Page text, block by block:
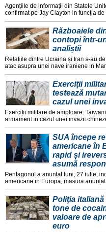
Agențiile de informații din Statele
confirmat pe Jay Clayton in funcția de
Războaiele
contopi într-
analiștii
Relațiile dintre Ucraina și Iran s-au
atac asupra unei nave iraniene in
Exerciții
testează
cazul unei
Exerciții militare de amploare:
armament in cazul unei invazii
SUA începe
americane în
rapid și
asumă
Pentagonul a anunțat luni, 27 iulie,
americane in Europa, masura
Poliţia
tone de
valoare de
euro